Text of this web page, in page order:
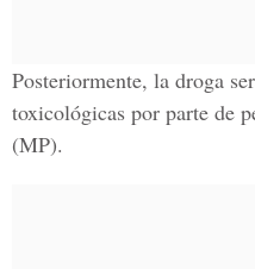
Posteriormente, la droga
toxicológicas por parte de
(MP).